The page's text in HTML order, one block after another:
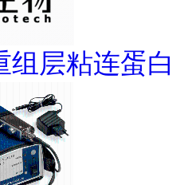
组层粘连蛋白